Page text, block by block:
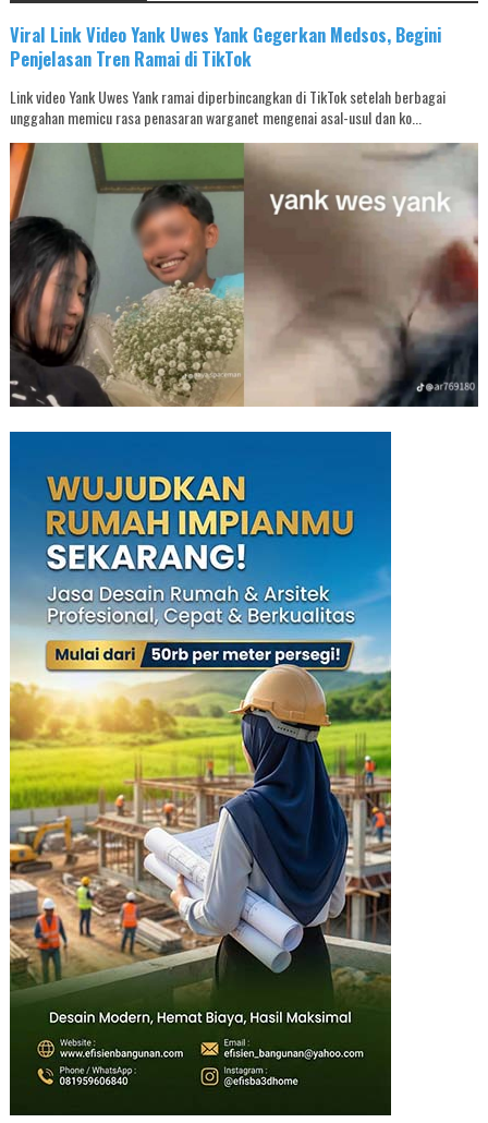
Viral Link Video Yank Uwes Yank Gegerkan Medsos, Begini
Penjelasan Tren Ramai di TikTok
Link video Yank Uwes Yank ramai diperbincangkan di TikTok setelah berbagai
unggahan memicu rasa penasaran warganet mengenai asal-usul dan ko...